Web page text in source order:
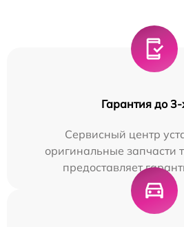
Гарантия до 3-
Сервисный центр
оригинальные запчасти
предоставляет